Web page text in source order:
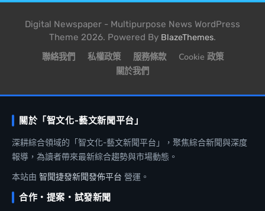
Digital Newspaper - Multipurpose News WordPress
Theme 2026. Powered By BlazeThemes.
聯絡我們 私權政策 服務條款
Cookie 政策
關於我們
關於「智文化-藝文新聞平台」
深耕綜合領域的「智文化-藝文新聞平台」，聚焦綜合新聞與深度
報導，為讀者帶來最新綜合趨勢與市場動態。
本站由 智聞捷發新聞發佈平台 營運。
合作・提案・試發新聞